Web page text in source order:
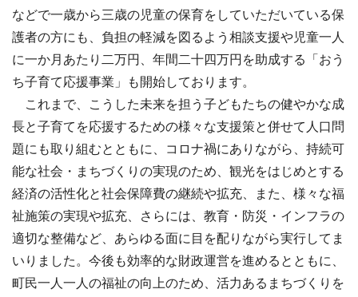
などで一歳から三歳の児童の保育をしていただいている保
護者の方にも、負担の軽減を図るよう相談支援や児童一人
に一か月あたり二万円、年間二十四万円を助成する「おう
ち子育て応援事業」も開始しております。
これまで、こうした未来を担う子どもたちの健やかな成
長と子育てを応援するための様々な支援策と併せて人口問
題にも取り組むとともに、コロナ禍にありながら、持続可
能な社会・まちづくりの実現のため、観光をはじめとする
経済の活性化と社会保障費の継続や拡充、また、様々な福
祉施策の実現や拡充、さらには、教育・防災・インフラの
適切な整備など、あらゆる面に目を配りながら実行してま
いりました。今後も効率的な財政運営を進めるとともに、
町民一人一人の福祉の向上のため、活力あるまちづくりを